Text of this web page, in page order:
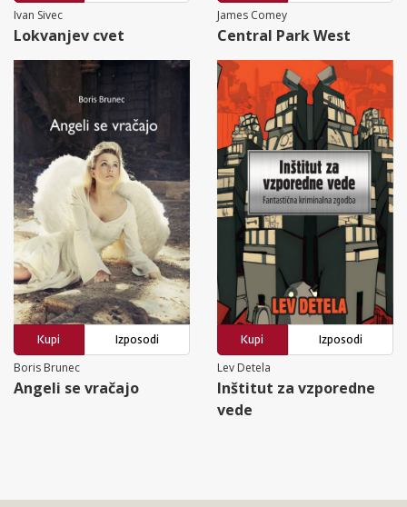
Ivan Sivec
Lokvanjev cvet
James Comey
Central Park West
Kupi
Izposodi
Boris Brunec
Angeli se vračajo
Kupi
Izposodi
Lev Detela
Inštitut za vzporedne
vede